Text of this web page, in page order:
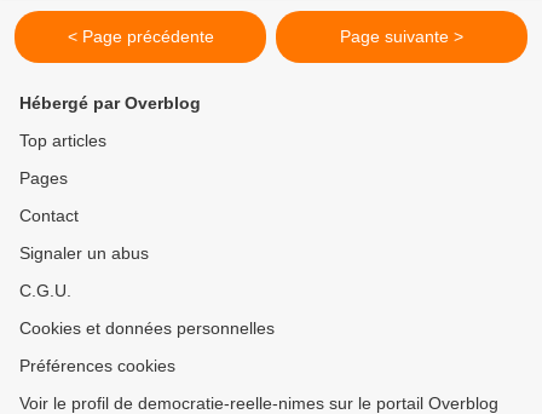
< Page précédente Page suivante >
Hébergé par Overblog
Top articles
Pages
Contact
Signaler un abus
C.G.U.
Cookies et données personnelles
Préférences cookies
Voir le profil de democratie-reelle-nimes sur le portail Overblog